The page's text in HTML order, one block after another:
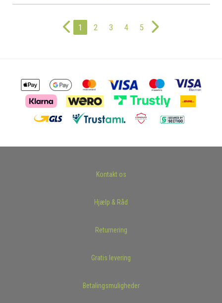
1 2 3 4 5
Kontakt os
Hjælp & Råd
Returnering
Gratis levering
Betalingsmuligheder